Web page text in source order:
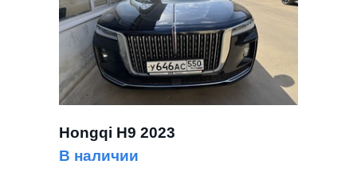
Hongqi H9 2023
В наличии